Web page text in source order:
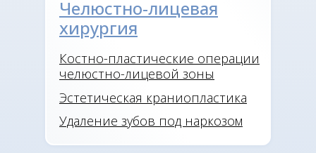
Челюстно-лицевая
хирургия
Костно-пластические операции
челюстно-лицевой зоны
Эстетическая краниопластика
Удаление зубов под наркозом